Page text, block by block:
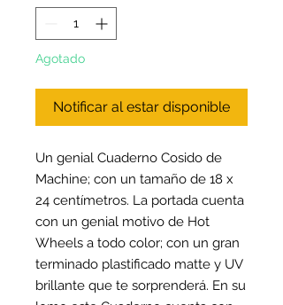
Agotado
Notificar al estar disponible
Un genial Cuaderno Cosido de
Machine; con un tamaño de 18 x
24 centímetros. La portada cuenta
con un genial motivo de Hot
Wheels a todo color; con un gran
terminado plastificado matte y UV
brillante que te sorprenderá. En su